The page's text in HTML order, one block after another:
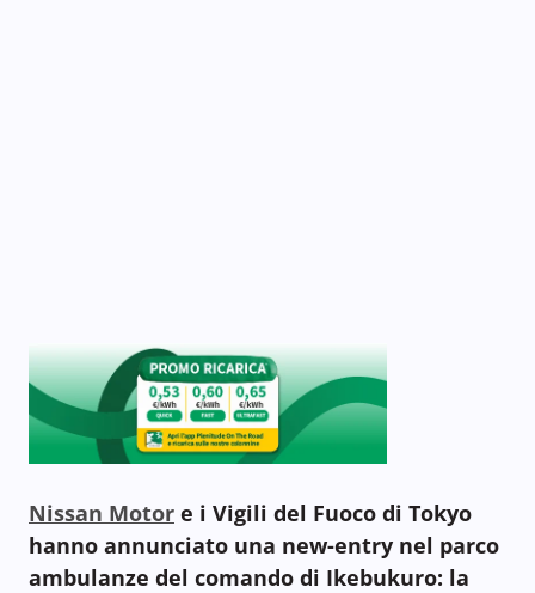
Nissan Motor e i Vigili del Fuoco di Tokyo
hanno annunciato una new-entry nel parco
ambulanze del comando di Ikebukuro: la